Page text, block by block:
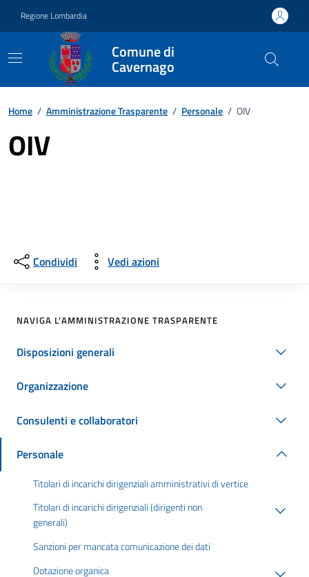
Regione Lombardia
Comune di
Cavernago
Home / Amministrazione Trasparente / Personale / OIV
OIV
Condividi Vedi azioni
NAVIGA L'AMMINISTRAZIONE TRASPARENTE
Disposizioni generali
Organizzazione
Consulenti e collaboratori
Personale
Titolari di incarichi dirigenziali amministrativi di vertice
Titolari di incarichi dirigenziali (dirigenti non
generali)
Sanzioni per mancata comunicazione dei dati
Dotazione organica